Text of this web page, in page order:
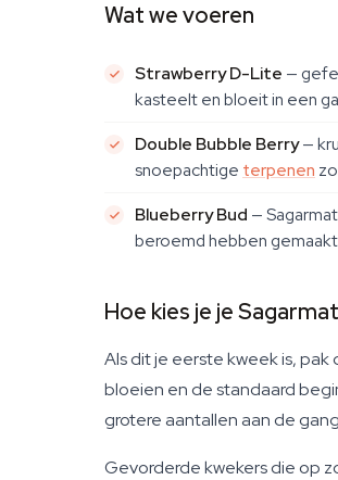
Wat we voeren
Strawberry D-Lite —
kasteelt en bloeit in een
Double Bubble Berry—
snoepachtige terpenen
Blueberry Bud —
beroemd hebben
Hoe kies je je
Als dit je eerste kweek is,
bloeien en de standaard
grotere aantallen aan de
Gevorderde kwekers die op